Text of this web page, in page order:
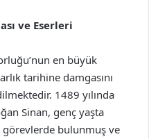
ve Eserleri
en büyük
tarihine damgasını
1489 yılında
Sinan, genç yaşta
görevlerde bulunmuş ve